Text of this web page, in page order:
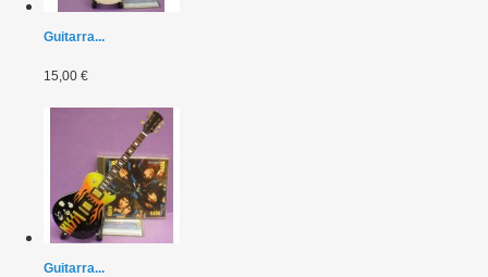
Guitarra...
15,00 €
Guitarra...